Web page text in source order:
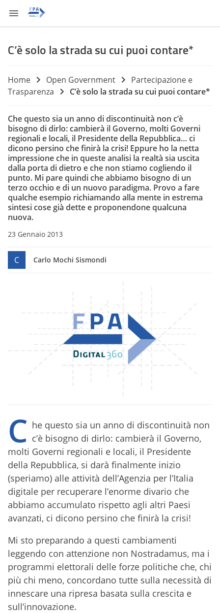
C’è solo la strada su cui puoi contare*
Home Open Government
Partecipazione e
Trasparenza
C’è solo la strada su cui puoi contare*
Che questo sia un anno di discontinuità non c’è
bisogno di dirlo: cambierà il Governo, molti Governi
regionali e locali, il Presidente della Repubblica… ci
dicono persino che finirà la crisi! Eppure ho la netta
impressione che in queste analisi la realtà sia uscita
dalla porta di dietro e che non stiamo cogliendo il
punto. Mi pare quindi che abbiamo bisogno di un
terzo occhio e di un nuovo paradigma. Provo a fare
qualche esempio richiamando alla mente in estrema
sintesi cose già dette e proponendone qualcuna
nuova.
23 Gennaio 2013
C Carlo Mochi Sismondi
C he questo sia un anno di discontinuità non
c’è bisogno di dirlo: cambierà il Governo,
molti Governi regionali e locali, il Presidente
della Repubblica, si darà finalmente inizio
(speriamo) alle attività dell’Agenzia per l’Italia
digitale per recuperare l’enorme divario che
abbiamo accumulato rispetto agli altri Paesi
avanzati, ci dicono persino che finirà la crisi!
Mi sto preparando a questi cambiamenti
leggendo con attenzione non Nostradamus, ma i
programmi elettorali delle forze politiche che, chi
più chi meno, concordano tutte sulla necessità di
innescare una ripresa basata sulla crescita e
sull’innovazione.